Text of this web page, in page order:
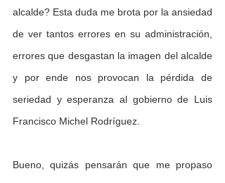
alcalde? Esta duda me brota por la ansiedad
de ver tantos errores en su administración,
errores que desgastan la imagen del alcalde
y por ende nos provocan la pérdida de
seriedad y esperanza al gobierno de Luis
Francisco Michel Rodríguez.
Bueno, quizás pensarán que me propaso